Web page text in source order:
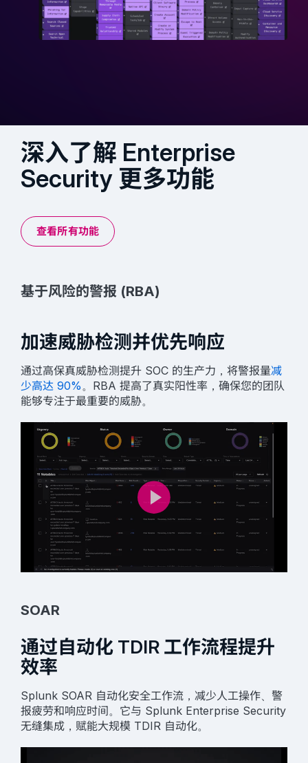
深入了解 Enterprise
Security 更多功能
查看所有功能
基于风险的警报 (RBA)
加速威胁检测并优先响应
通过高保真威胁检测提升 SOC 的生产力，将警报量减
少高达 90% 。RBA 提高了真实阳性率，确保您的团队
能够专注于最重要的威胁。
SOAR
通过自动化 TDIR 工作流程提升
效率
Splunk SOAR 自动化安全工作流，减少人工操作、警
报疲劳和响应时间。它与 Splunk Enterprise Security
无缝集成，赋能大规模 TDIR 自动化。